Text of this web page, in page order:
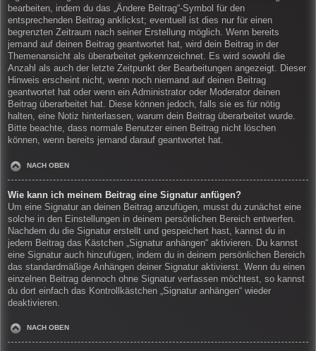
bearbeiten, indem du das „Ändere Beitrag“-Symbol für den
entsprechenden Beitrag anklickst; eventuell ist dies nur für einen
begrenzten Zeitraum nach seiner Erstellung möglich. Wenn bereits
jemand auf deinen Beitrag geantwortet hat, wird dein Beitrag in der
Themenansicht als überarbeitet gekennzeichnet. Es wird sowohl die
Anzahl als auch der letzte Zeitpunkt der Bearbeitungen angezeigt. Dieser
Hinweis erscheint nicht, wenn noch niemand auf deinen Beitrag
geantwortet hat oder wenn ein Administrator oder Moderator deinen
Beitrag überarbeitet hat. Diese können jedoch, falls sie es für nötig
halten, eine Notiz hinterlassen, warum dein Beitrag überarbeitet wurde.
Bitte beachte, dass normale Benutzer einen Beitrag nicht löschen
können, wenn bereits jemand darauf geantwortet hat.
NACH OBEN
Wie kann ich meinem Beitrag eine Signatur anfügen?
Um eine Signatur an deinen Beitrag anzufügen, musst du zunächst eine
solche in den Einstellungen in deinem persönlichen Bereich entwerfen.
Nachdem du die Signatur erstellt und gespeichert hast, kannst du in
jedem Beitrag das Kästchen „Signatur anhängen“ aktivieren. Du kannst
eine Signatur auch hinzufügen, indem du in deinem persönlichen Bereich
das standardmäßige Anhängen deiner Signatur aktivierst. Wenn du einen
einzelnen Beitrag dennoch ohne Signatur verfassen möchtest, so kannst
du dort einfach das Kontrollkästchen „Signatur anhängen“ wieder
deaktivieren.
NACH OBEN